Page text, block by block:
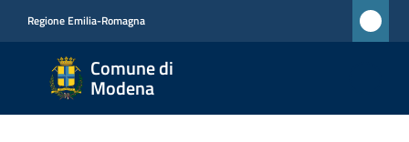
Regione Emilia-Romagna
Comune di
Modena
Comune
di
Modena